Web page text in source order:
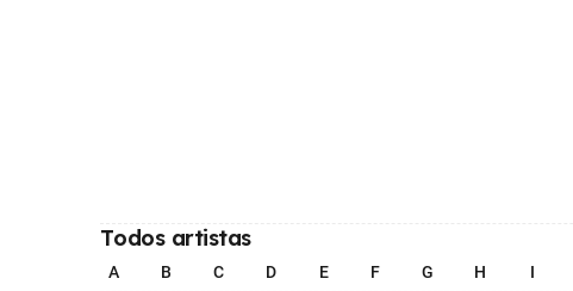
Todos artistas
A B C D E F G H I